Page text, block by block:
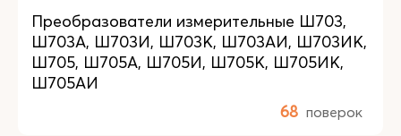
Преобразователи измерительные Ш703,
Ш703А, Ш703И, Ш703К, Ш703АИ, Ш703ИК,
Ш705, Ш705А, Ш705И, Ш705К, Ш705ИК,
Ш705АИ
68 поверок